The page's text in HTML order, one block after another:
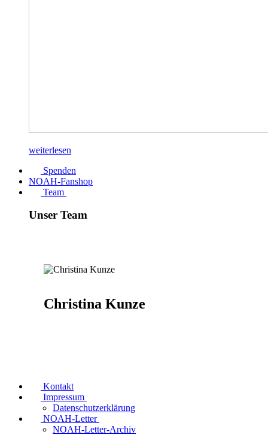
weiterlesen
Spenden
NOAH-Fanshop
Team
Unser Team
Christina Kunze
Kontakt
Impressum
Datenschutzerklärung
NOAH-Letter
NOAH-Letter-Archiv